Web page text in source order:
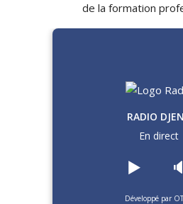
de la formation
RADIO
En direct
▶️
Développé par